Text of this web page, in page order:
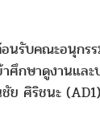
นรับคณะอนุก
กษาดูงานและ
ศิริชนะ